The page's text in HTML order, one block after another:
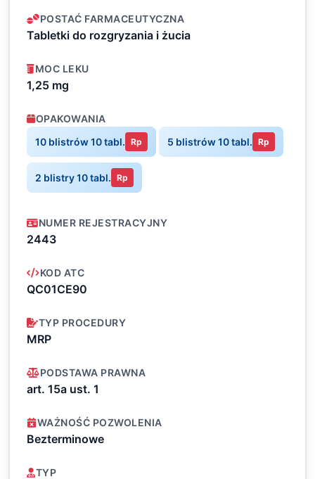
POSTAĆ FARMACEUTYCZNA
Tabletki do rozgryzania i żucia
MOC LEKU
1,25 mg
OPAKOWANIA
10 blistrów 10 tabl. Rp 5 blistrów 10 tabl. Rp
2 blistry 10 tabl. Rp
NUMER REJESTRACYJNY
2443
KOD ATC
QC01CE90
TYP PROCEDURY
MRP
PODSTAWA PRAWNA
art. 15a ust. 1
WAŻNOŚĆ POZWOLENIA
Bezterminowe
TYP